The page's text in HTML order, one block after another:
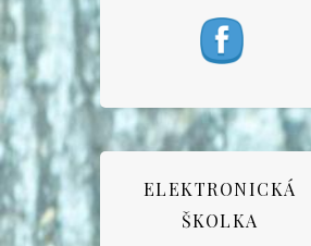
ELEKTRONICKÁ
ŠKOLKA